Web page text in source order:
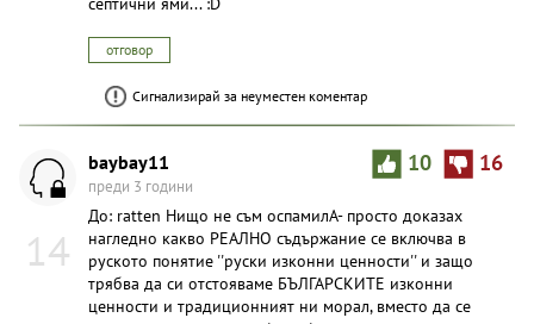
отговор
Сигнализирай за неуместен коментар
14
10 16
baybay11
преди 3 години
До: ratten Нищо не съм оспамилА- просто доказах
нагледно какво РЕАЛНО съдържание се включва в
руското понятие ''руски изконни ценности'' и защо
трябва да си отстояваме БЪЛГАРСКИТЕ изконни
ценности и традиционният ни морал, вместо да се